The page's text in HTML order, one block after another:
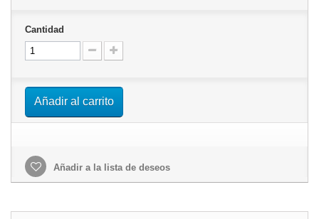
Cantidad
Añadir al carrito
Añadir a la lista de deseos